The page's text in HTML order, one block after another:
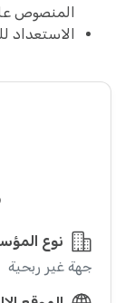
المنصوص
الاستعداد
نوع
جهة غير ربحية